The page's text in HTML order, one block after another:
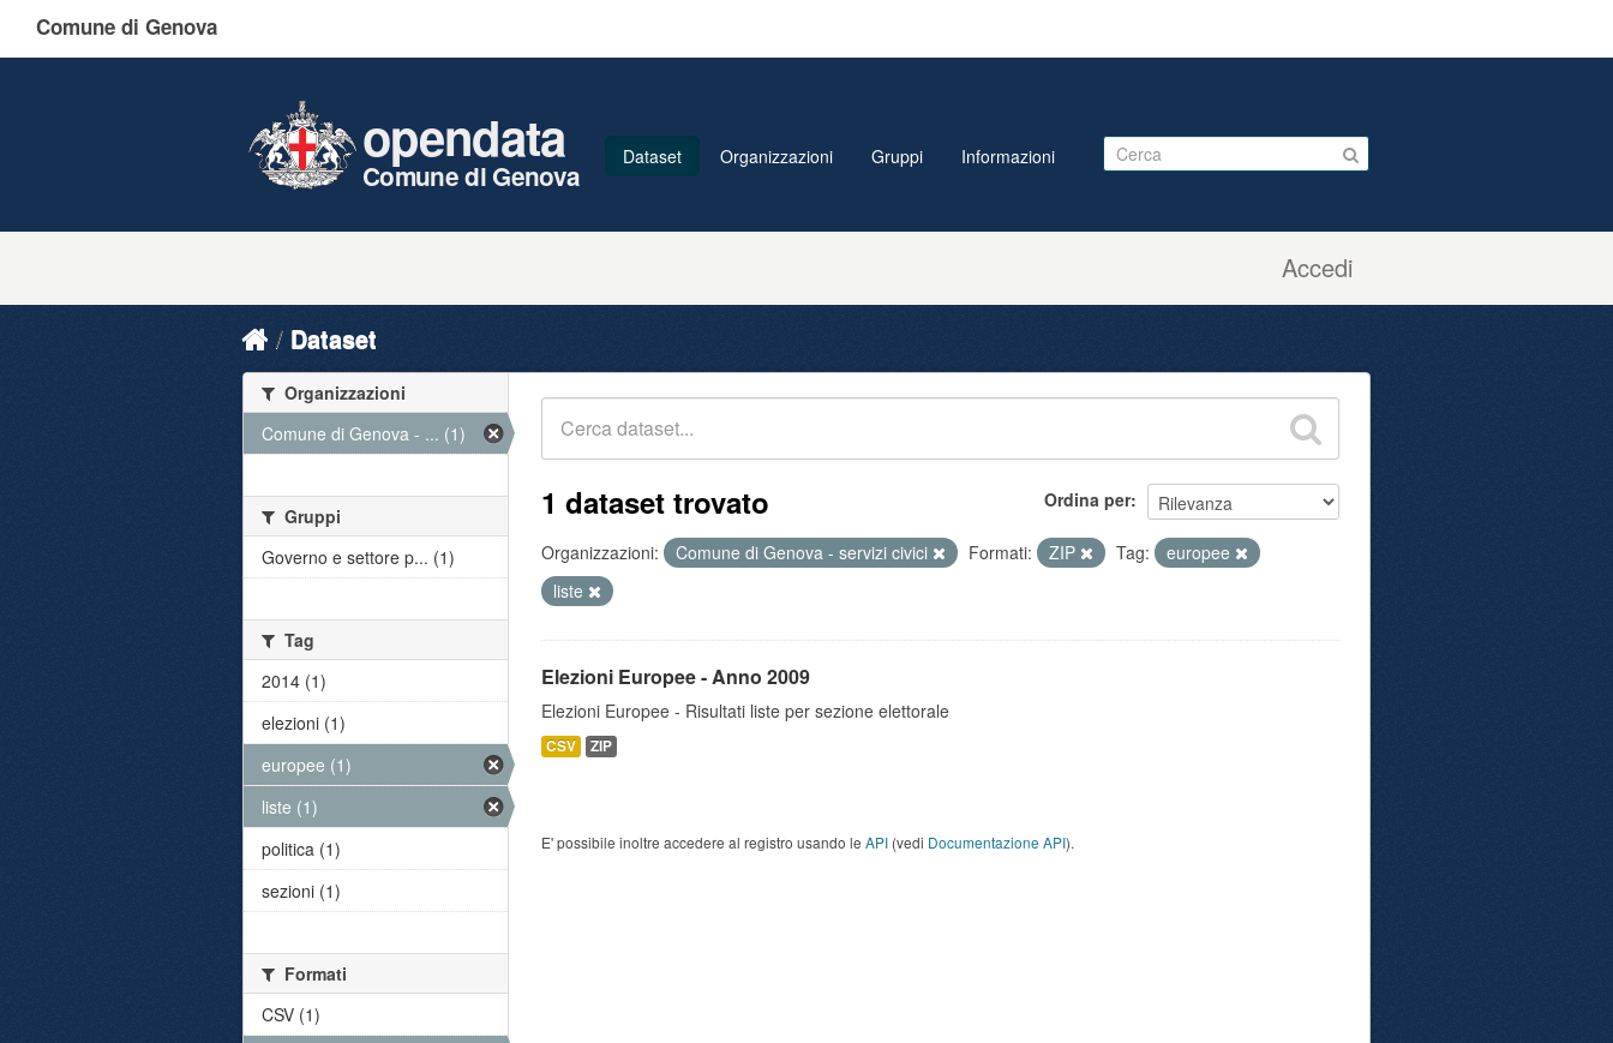
Comune di Genova
Accedi
opendata
Comune di Genova
Dataset Organizzazioni Gruppi Informazioni
Dataset
Ordina per
1 dataset trovato
Organizzazioni: Comune di Genova - servizi civici Formati: ZIP Tag:
europee
liste
Elezioni Europee - Anno 2009
Elezioni Europee - Risultati liste per sezione elettorale
CSV ZIP
E' possibile inoltre accedere al registro usando le API (vedi Documentazione API).
Organizzazioni
Comune di Genova - ... (1)
Gruppi
Governo e settore p... (1)
Tag
2014 (1)
elezioni (1)
europee (1)
liste (1)
politica (1)
sezioni (1)
Formati
CSV (1)